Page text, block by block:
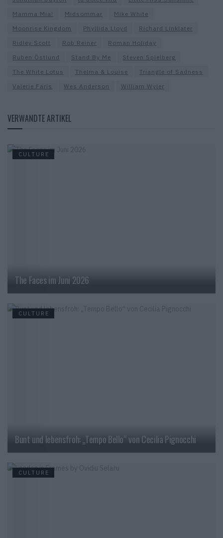
Mamma Mia!
Midsommar
Mike White
Moonrise Kingdom
Phyllida Lloyd
Richard Linklater
Ridley Scott
Rob Reiner
Roman Holiday
Ruben Östlund
Stand By Me
Steven Spielberg
The White Lotus
Thelma & Louise
Triangle of Sadness
Valerie Faris
Wes Anderson William Wyler
VERWANDTE ARTIKEL
CULTURE
The Faces im Juni 2026
CULTURE
Bunt und lebensfroh: „Tempo Bello“ von Cecilia Pignocchi
CULTURE